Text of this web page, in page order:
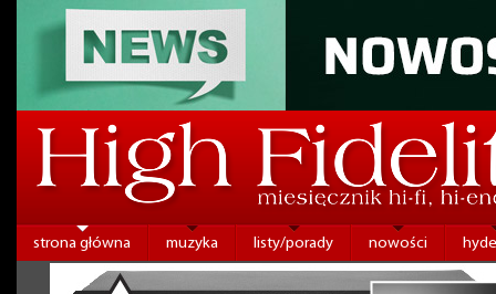
strona główna muzyka listy/porady nowości